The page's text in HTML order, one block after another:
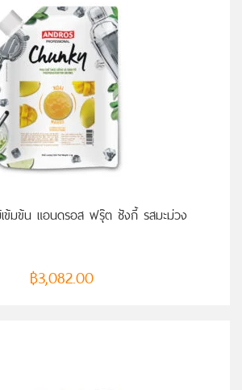
ข้มข้น แอนดรอส ฟรุ๊ต ชังกี้ รสมะม่วง
฿3,082.00